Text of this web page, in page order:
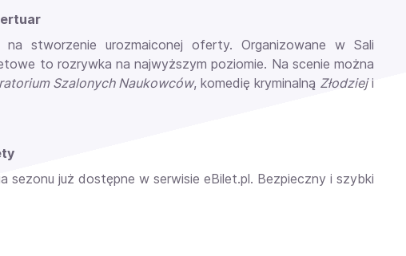
na stworzenie urozmaiconej oferty. Organizowane w Sali
to rozrywka na najwyższym poziomie. Na scenie można
Szalonych Naukowców, komedię kryminalną Złodzieji
już dostępne w serwisie eBilet.pl. Bezpieczny i szybki